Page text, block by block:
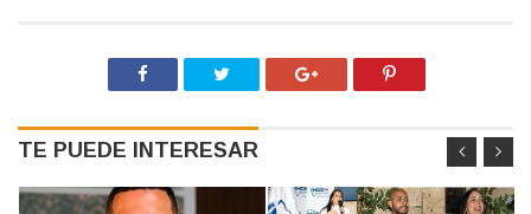
TE PUEDE INTERESAR